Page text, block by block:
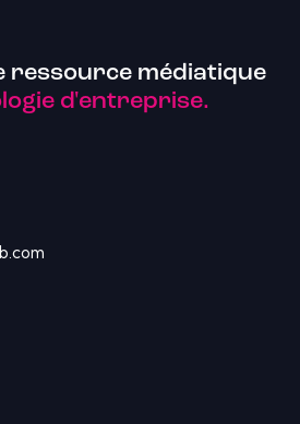
ressource médiatique
d'entreprise.